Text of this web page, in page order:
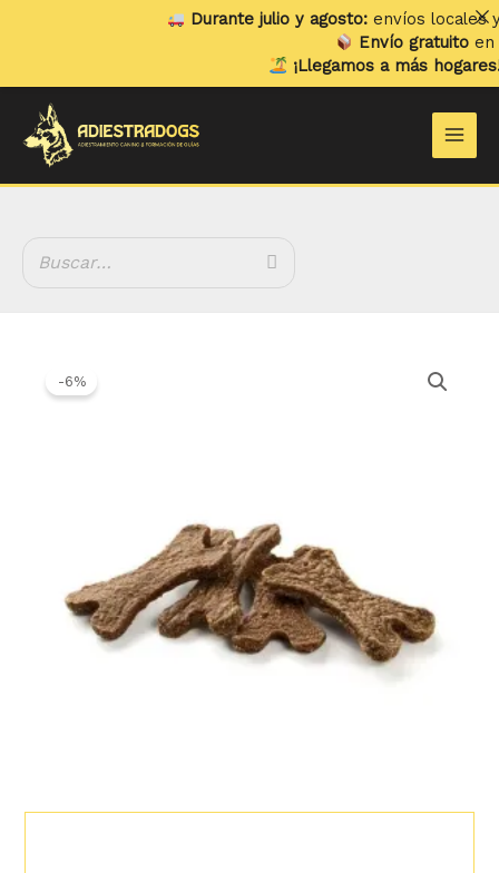
-6%
Caballo
Durante julio y agosto:envíos locales y
Envío gratuitoen
¡Llegamos a más hogares!Ya